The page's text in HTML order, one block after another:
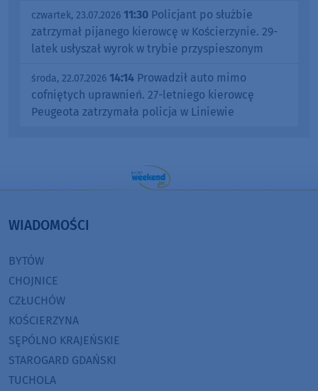
czwartek, 23.07.2026 11:30 Policjant po służbie
zatrzymał pijanego kierowcę w Kościerzynie. 29-
latek usłyszał wyrok w trybie przyspieszonym
środa, 22.07.2026 14:14 Prowadził auto mimo
cofniętych uprawnień. 27-letniego kierowcę
Peugeota zatrzymała policja w Liniewie
WIADOMOŚCI
BYTÓW
CHOJNICE
CZŁUCHÓW
KOŚCIERZYNA
SĘPÓLNO KRAJEŃSKIE
STAROGARD GDAŃSKI
TUCHOLA